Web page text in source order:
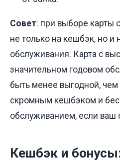
Совет: при выборе карты
не только на кешбэк, но и
обслуживания. Карта с
значительном годовом
быть менее выгодной, чем
скромным кешбэком и
обслуживанием, если ваш
Кешбэк и